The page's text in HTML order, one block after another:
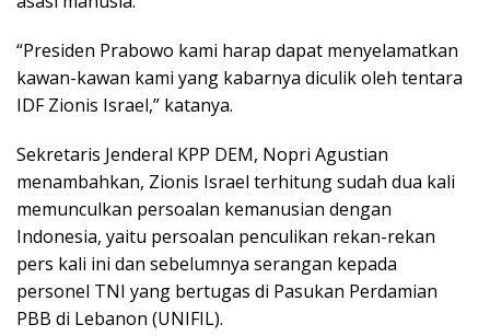
“Presiden Prabowo kami harap dapat menyelamatkan
kawan-kawan kami yang kabarnya diculik oleh tentara
IDF Zionis Israel,” katanya.
Sekretaris Jenderal KPP DEM, Nopri Agustian
menambahkan, Zionis Israel terhitung sudah dua kali
memunculkan persoalan kemanusian dengan
Indonesia, yaitu persoalan penculikan rekan-rekan
pers kali ini dan sebelumnya serangan kepada
personel TNI yang bertugas di Pasukan Perdamian
PBB di Lebanon (UNIFIL).